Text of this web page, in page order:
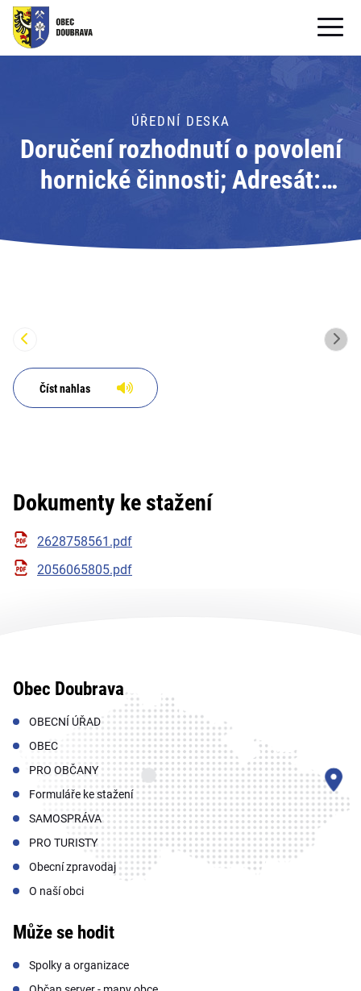
OBECNÍ ÚŘAD
PRO OBČANY
Formuláře ke stažení
PRO TURISTY
ÚŘEDNÍ DESKA
Doručení rozhodnutí o povolení
hornické činnosti; Adresát:
krajů Moravskoslezkého a
Číst nahlas
Dokumenty ke stažení
2628758561.pdf
2056065805.pdf
Obec Doubrava
OBECNÍ ÚŘAD
OBEC
PRO OBČANY
Formuláře ke stažení
SAMOSPRÁVA
PRO TURISTY
Obecní zpravodaj
O naší obci
Může se hodit
Spolky a organizace